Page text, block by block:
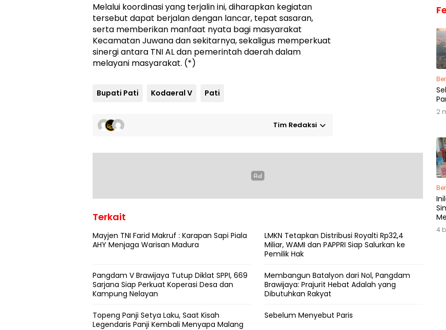
Melalui koordinasi yang terjalin ini, diharapkan kegiatan
tersebut dapat berjalan dengan lancar, tepat sasaran,
serta memberikan manfaat nyata bagi masyarakat
Kecamatan Juwana dan sekitarnya, sekaligus memperkuat
sinergi antara TNI AL dan pemerintah daerah dalam
melayani masyarakat. (*)
Bupati Pati Kodaeral V Pati
Tim Redaksi
Terkait
Mayjen TNI Farid Makruf : Karapan Sapi Piala
AHY Menjaga Warisan Madura
LMKN Tetapkan Distribusi Royalti Rp32,4
Miliar, WAMI dan PAPPRI Siap Salurkan ke
Pemilik Hak
Pangdam V Brawijaya Tutup Diklat SPPI, 669
Sarjana Siap Perkuat Koperasi Desa dan
Kampung Nelayan
Membangun Batalyon dari Nol, Pangdam
Brawijaya: Prajurit Hebat Adalah yang
Dibutuhkan Rakyat
Topeng Panji Setya Laku, Saat Kisah
Legendaris Panji Kembali Menyapa Malang
Sebelum Menyebut Paris
2
di
4